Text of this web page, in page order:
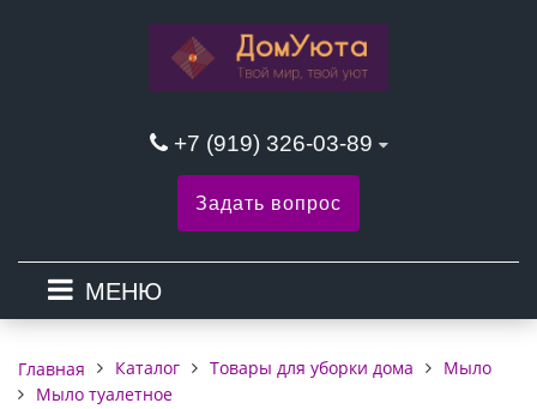
+7 (919) 326-03-89
Задать вопрос
МЕНЮ
Главная Каталог Товары для уборки дома
Мыло
Мыло туалетное